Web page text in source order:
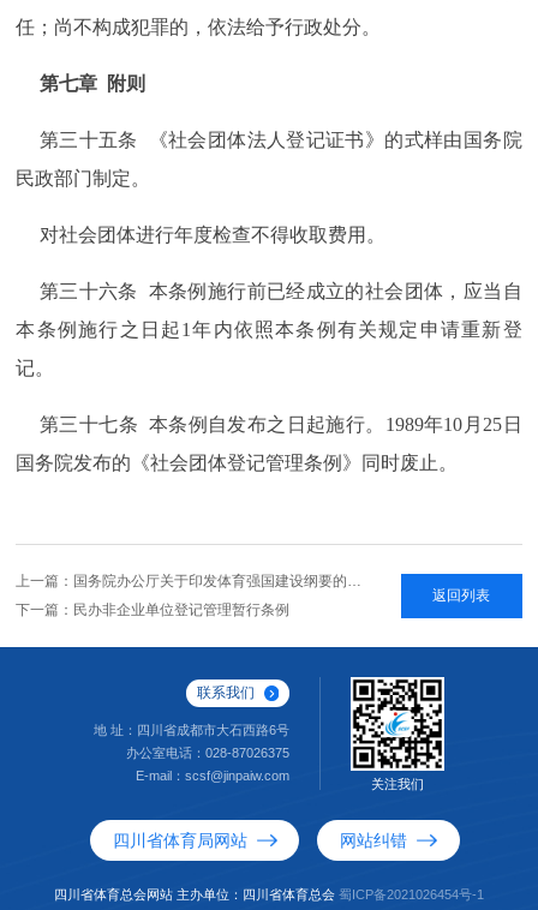
任；尚不构成犯罪的，依法给予行政处分。
第七章 附则
第三十五条 《社会团体法人登记证书》的式样由国务院
民政部门制定。
对社会团体进行年度检查不得收取费用。
第三十六条 本条例施行前已经成立的社会团体，应当自
本条例施行之日起1年内依照本条例有关规定申请重新登
记。
第三十七条 本条例自发布之日起施行。1989年10月25日
国务院发布的《社会团体登记管理条例》同时废止。
上一篇：国务院办公厅关于印发体育强国建设纲要的通知
返回列表
下一篇：民办非企业单位登记管理暂行条例
联系我们
地 址：四川省成都市大石西路6号
办公室电话：028-87026375
E-mail：scsf@jinpaiw.com
关注我们
四川省体育局网站 网站纠错
四川省体育总会网站 主办单位：四川省体育总会 蜀ICP备2021026454号-1